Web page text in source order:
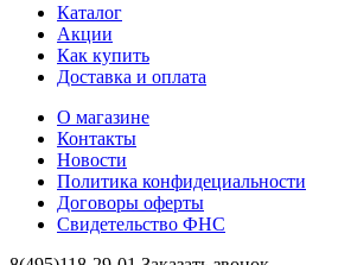
Каталог
Акции
Как купить
Доставка и оплата
О магазине
Контакты
Новости
Политика конфидециальности
Договоры оферты
Свидетельство ФНС